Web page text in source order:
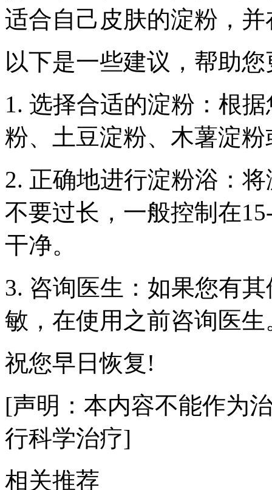
适合自己皮肤的淀粉，
以下是一些建议，帮助
1. 选择合适的淀粉：根
粉、土豆淀粉、木薯淀
2. 正确地进行淀粉浴：
不要过长，一般控制在
干净。
3. 咨询医生：如果您有
敏，在使用之前咨询医生
祝您早日恢复!
[声明：本内容不能作为
行科学治疗]
相关推荐